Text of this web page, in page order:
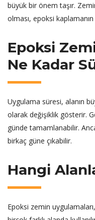
büyük bir önem taşır.
olması, epoksi
Epoksi
Ne Kadar
Uygulama süresi, alanın
olarak değişiklik gösterir.
günde tamamlanabilir.
birkaç güne çıkabilir.
Hangi
Epoksi zemin